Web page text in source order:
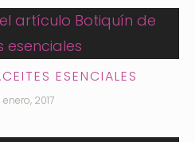
ESENCIALES
enero, 2017